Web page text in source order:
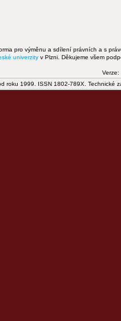
pro výměnu a sdílení právních a s
univerzity v Plzni. Děkujeme všem
Verze:
roku 1999. ISSN 1802-789X. Technické